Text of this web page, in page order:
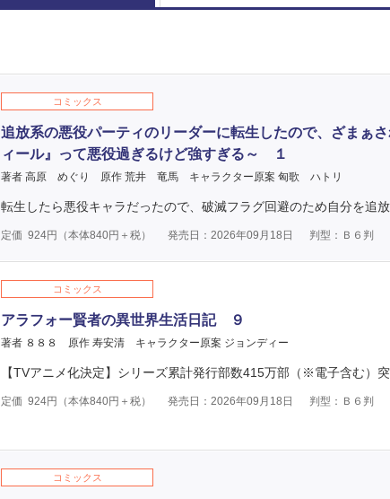
コミックス
追放系の悪役パーティのリーダーに転生したので、ざまぁ
ィール』って悪役過ぎるけど強すぎる～ １
著者 高原 めぐり 原作 荒井 竜馬 キャラクター原案 匈歌 ハトリ
転生したら悪役キャラだったので、破滅フラグ回避のため自分を追
定価 924円（本体840円＋税） 発売日：2026年09月18日 判型：Ｂ６判
コミックス
アラフォー賢者の異世界生活日記 ９
著者 ８８８ 原作 寿安清 キャラクター原案 ジョンディー
【TVアニメ化決定】シリーズ累計発行部数415万部（※電子含む）
定価 924円（本体840円＋税） 発売日：2026年09月18日 判型：Ｂ６判
コミックス